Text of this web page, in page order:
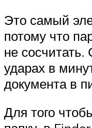
Это самый
потому что
не
ударах в
документа в
Для того